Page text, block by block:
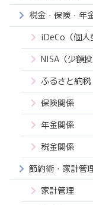
税金・保険・年
iDeCo（個人
NISA（少額
ふるさと納税
保険関係
年金関係
税金関係
節約術・家計管
家計管理